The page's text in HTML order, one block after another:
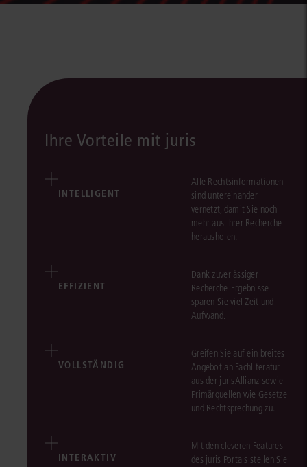
Ihre Vorteile mit juris
INTELLIGENT
Alle Rechtsinformationen
sind untereinander
vernetzt, damit Sie noch
mehr aus Ihrer Recherche
herausholen.
EFFIZIENT
Dank zuverlässiger
Recherche-Ergebnisse
sparen Sie viel Zeit und
Aufwand.
VOLLSTÄNDIG
Greifen Sie auf ein breites
Angebot an Fachliteratur
aus der jurisAllianz sowie
Primärquellen wie Gesetze
und Rechtsprechung zu.
INTERAKTIV
Mit den cleveren Features
des juris Portals stellen Sie